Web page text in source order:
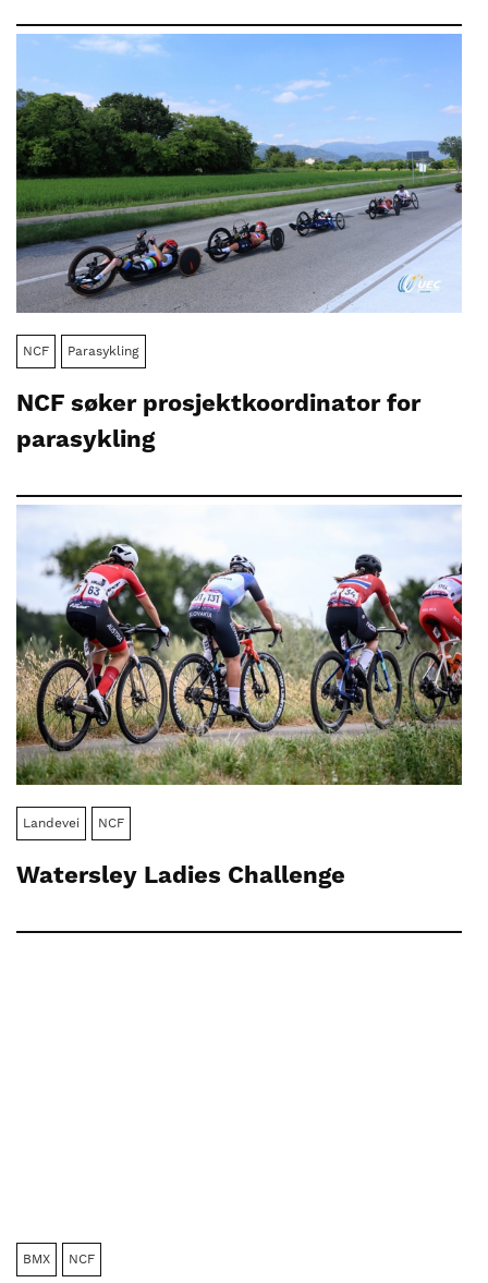
NCF Parasykling
NCF søker prosjektkoordinator for
parasykling
Landevei NCF
Watersley Ladies Challenge
BMX NCF